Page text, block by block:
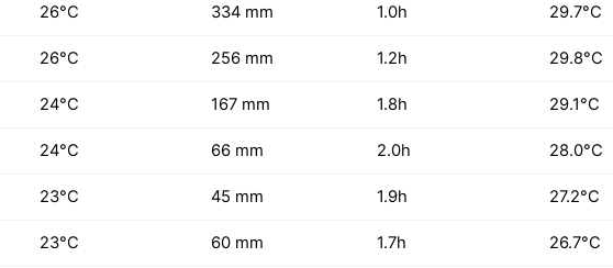
26°C 334 mm 1.0h 29.7°C
26°C 256 mm 1.2h 29.8°C
24°C 167 mm 1.8h 29.1°C
24°C 66 mm 2.0h 28.0°C
23°C 45 mm 1.9h 27.2°C
23°C 60 mm 1.7h 26.7°C